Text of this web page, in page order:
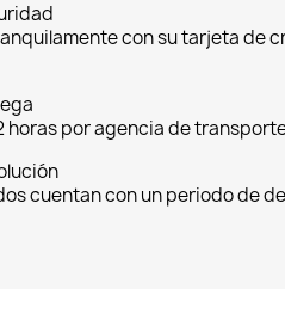
con su tarjeta de
horas por agencia de
cuentan con un periodo de